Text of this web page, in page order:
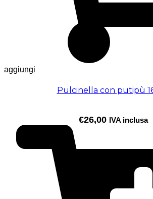
aggiungi
Pulcinella con putipù
€26,00 IVA inclusa